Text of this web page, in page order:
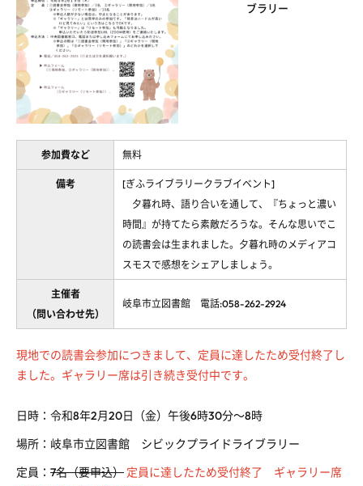
ブラリー
参加費など 無料
備考
[ぎふライブラリークラブイベント]
夕暮れ時、語り合いを通して、『ちょっと濃い
時間』が持てたら素敵だろうな。そんな思いでこ
の読書会は生まれました。夕暮れ時のメディアコ
スモスで感想をシェアしましょう。
主催者
（問い合わせ先）
岐阜市立図書館 電話:058-262-2924
現地での読書会参加につきまして、定員に達したため受付終了し
ました。ギャラリー席は引き続き受付中です。
日時：令和8年2月20日（金）午後6時30分～8時
場所：岐阜市立図書館 シビックプライドライブラリー
定員： 7名（要申込） 定員に達したため受付終了 ギャラリー席